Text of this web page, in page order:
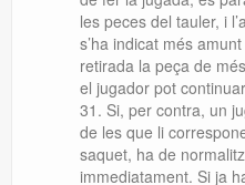
les peces del tauler, i
s’ha indicat més
retirada la peça de
el jugador pot
Si, per contra, un
de les que li
saquet, ha de
immediatament. Si ja